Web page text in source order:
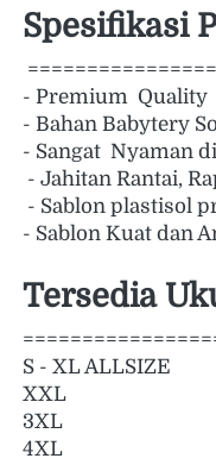
Spesifikasi
- Premium  Quality
- Bahan Babytery
- Sangat  Nyaman
- Jahitan Rantai,
- Sablon plastisol
- Sablon Kuat dan
Tersedia
S - XL ALLSIZE
XXL
3XL
4XL